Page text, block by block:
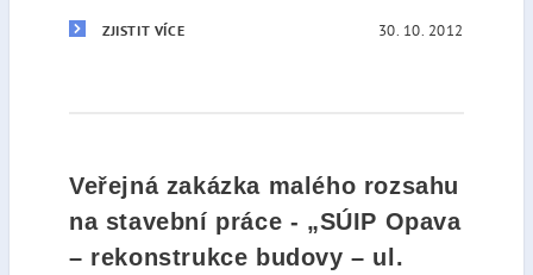
ZJISTIT VÍCE 30. 10. 2012
Veřejná zakázka malého rozsahu
na stavební práce - „SÚIP Opava
– rekonstrukce budovy – ul.